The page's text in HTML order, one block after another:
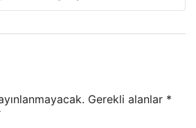
Gerekli alanlar *